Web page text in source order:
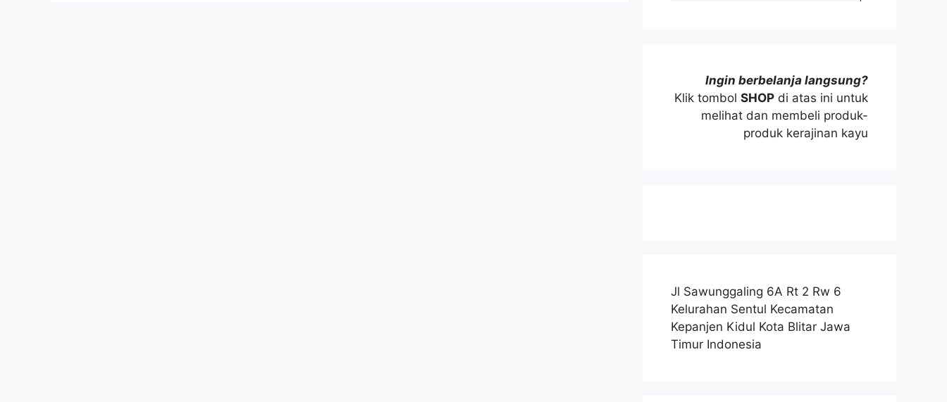
Ingin berbelanja langsung?
Klik tombol SHOP di atas ini untuk
melihat dan membeli produk-
produk kerajinan kayu
Jl Sawunggaling 6A Rt 2 Rw 6
Kelurahan Sentul Kecamatan
Kepanjen Kidul Kota Blitar Jawa
Timur Indonesia